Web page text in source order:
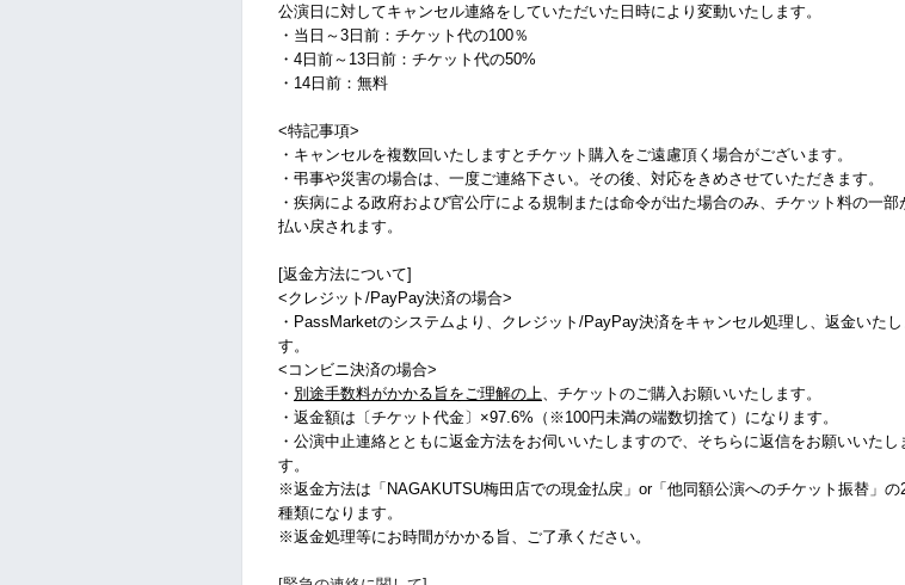
公演日に対してキャンセル連絡をしていただいた日時により変動いたします。
・当日～3日前：チケット代の100％
・4日前～13日前：チケット代の50%
・14日前：無料
<特記事項>
・キャンセルを複数回いたしますとチケット購入をご遠慮頂く場合がございます。
・弔事や災害の場合は、一度ご連絡下さい。その後、対応をきめさせていただきます。
・疾病による政府および官公庁による規制または命令が出た場合のみ、チケット料の一部
払い戻されます。
[返金方法について]
<クレジット/PayPay決済の場合>
・PassMarketのシステムより、クレジット/PayPay決済をキャンセル処理し、返金いたし
す。
<コンビニ決済の場合>
・ 別途手数料がかかる旨をご理解の上 、チケットのご購入お願いいたします。
・ 返金額は〔チケット代金〕×97.6%（※100円未満の端数切捨て ）になります。
・公演中止連絡とともに返金方法をお伺いいたしますので、そちらに返信をお願いいたし
す。
※返金方法は「NAGAKUTSU梅田店での現金払戻」or「他同額公演へのチケット振替」の
種類になります。
※返金処理等にお時間がかかる旨、ご了承ください。